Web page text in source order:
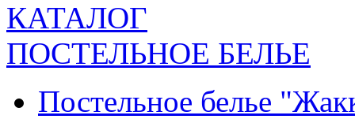
КАТАЛОГ
ПОСТЕЛЬНОЕ БЕЛЬЕ
Постельное белье